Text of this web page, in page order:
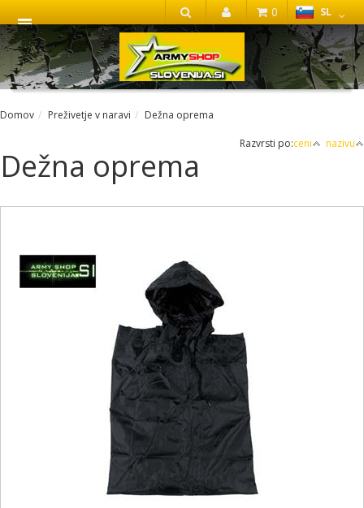
IŠČI
SL
0
Domov Preživetje v naravi Dežna oprema
Razvrsti po:ceni nazivu
Dežna oprema